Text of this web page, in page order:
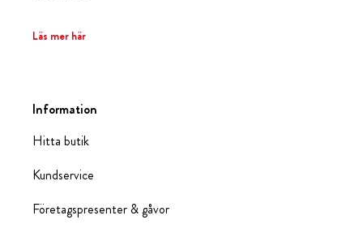
Läs mer här
Information
Hitta butik
Kundservice
Företagspresenter & gåvor